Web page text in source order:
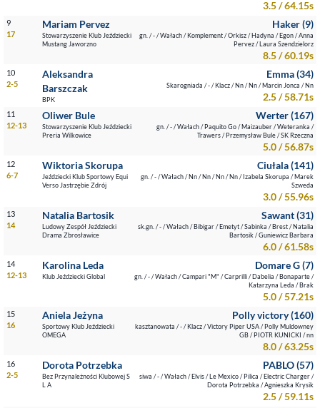
3.5 / 64.15s
9
17
Mariam Pervez
Stowarzyszenie Klub Jeździecki
Mustang Jaworzno
Haker (9)
gn. / - / Wałach / Komplement / Orkisz / Hadyna / Egon / Anna
Pervez / Laura Szendzielorz
8.5 / 60.19s
10
2-5
Aleksandra
Barszczak
BPK
Emma (34)
Skarogniada / - / Klacz / Nn / Nn / Marcin Jonca / Nn
2.5 / 58.71s
11
12-13
Oliwer Bule
Stowarzyszenie Klub Jeździecki
Preria Wilkowice
Werter (167)
gn. / - / Wałach / Paquito Go / Maizauber / Weteranka /
Trawers / Przemysław Bule / SK Rzeczna
5.0 / 56.87s
12
6-7
Wiktoria Skorupa
Jeździecki Klub Sportowy Equi
Verso Jastrzębie Zdrój
Ciułala (141)
gn. / - / Wałach / Nn / Nn / Nn / Nn / Izabela Skorupa / Marek
Szweda
3.0 / 55.96s
13
14
Natalia Bartosik
Ludowy Zespół Jeździecki
Drama Zbrosławice
Sawant (31)
sk.gn. / - / Wałach / Bibigar / Emetyt / Sabinka / Brest / Natalia
Bartosik / Guniewicz Barbara
6.0 / 61.58s
14
12-13
Karolina Leda
Klub Jeździecki Global
Domare G (7)
gn. / - / Wałach / Campari "M" / Carprilli / Dabelia / Bonaparte /
Katarzyna Leda / Brak
5.0 / 57.21s
15
16
Aniela Jeżyna
Sportowy Klub Jeździecki
OMEGA
Polly victory (160)
kasztanowata / - / Klacz / Victory Piper USA / Polly Muldowney
GB / PIOTR KUNICKI / nn
8.0 / 63.25s
16
2-5
Dorota Potrzebka
Bez Przynależności Klubowej S
L A
PABLO (57)
siwa / - / Wałach / Elvis / Le Mexico / Pilica / Electric Charger /
Dorota Potrzebka / Agnieszka Krysik
2.5 / 59.11s